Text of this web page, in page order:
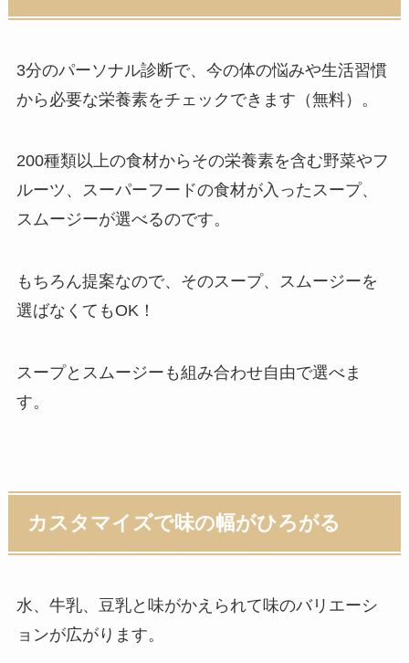
3分のパーソナル診断で、今の体の悩みや生活習慣
から必要な栄養素をチェックできます（無料）。
200種類以上の食材からその栄養素を含む野菜やフ
ルーツ、スーパーフードの食材が入ったスープ、
スムージーが選べるのです。
もちろん提案なので、そのスープ、スムージーを
選ばなくてもOK！
スープとスムージーも組み合わせ自由で選べま
す。
カスタマイズで味の幅がひろがる
水、牛乳、豆乳と味がかえられて味のバリエーシ
ョンが広がります。